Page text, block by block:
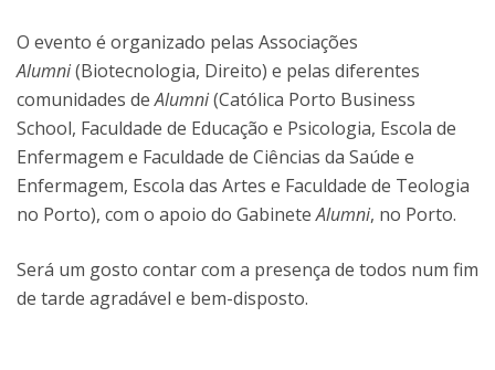
O evento é organizado pelas Associações
Alumni(Biotecnologia, Direito) e pelas diferentes
comunidades deAlumni(Católica Porto Business
School, Faculdade de Educação e Psicologia, Escola de
Enfermagem e Faculdade de Ciências da Saúde e
Enfermagem, Escola das Artes e Faculdade de Teologia
no Porto), com o apoio do GabineteAlumni, no Porto.
Será um gosto contar com a presença de todos num fim
de tarde agradável e bem-disposto.